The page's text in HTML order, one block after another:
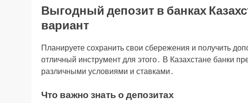
Выгодный депозит в банках
вариант
Планируете сохранить свои сбережения и получить
отличный инструмент для этого․ В Казахстане банки
различными условиями и ставками․
Что важно знать о депозитах